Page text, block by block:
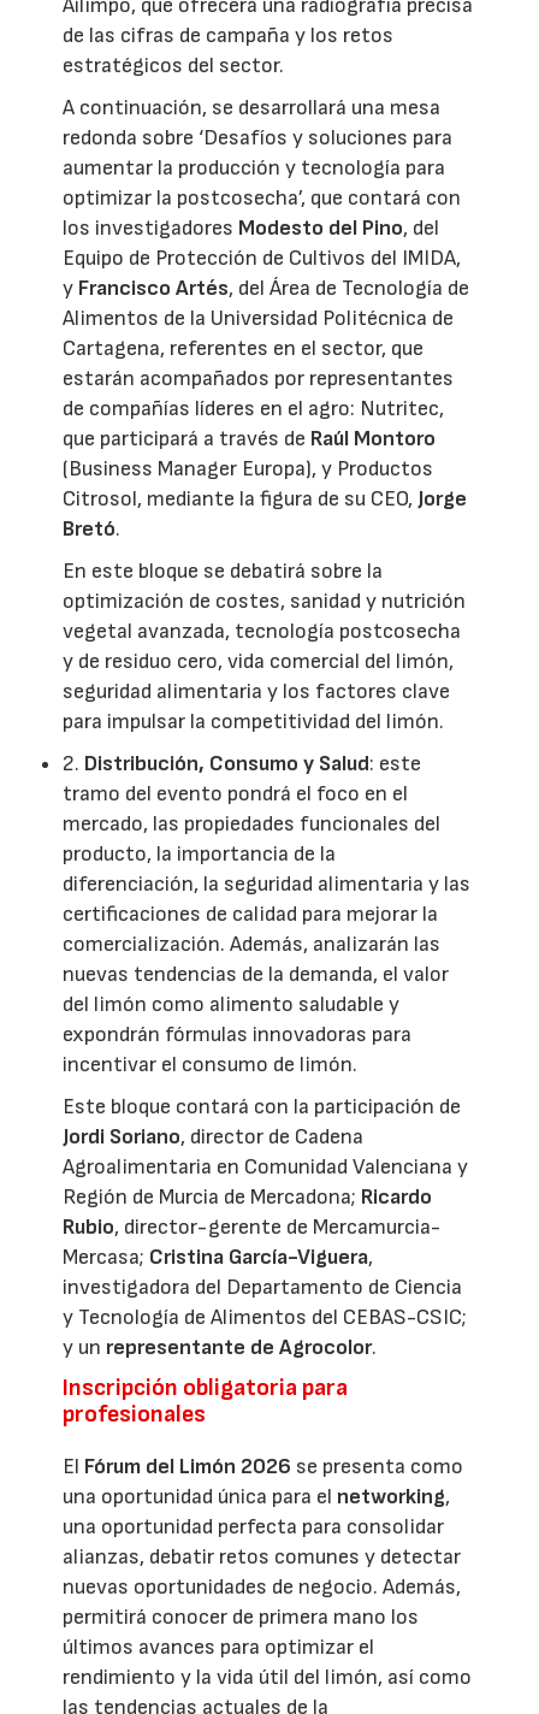
Ailimpo, que ofrecerá una radiografía precisa
de las cifras de campaña y los retos
estratégicos del sector.
A continuación, se desarrollará una mesa
redonda sobre ‘Desafíos y soluciones para
aumentar la producción y tecnología para
optimizar la postcosecha’, que contará con
los investigadores Modesto del Pino, del
Equipo de Protección de Cultivos del IMIDA,
y Francisco Artés, del Área de Tecnología de
Alimentos de la Universidad Politécnica de
Cartagena, referentes en el sector, que
estarán acompañados por representantes
de compañías líderes en el agro: Nutritec,
que participará a través de Raúl Montoro
(Business Manager Europa), y Productos
Citrosol, mediante la figura de su CEO,Jorge
Bretó.
En este bloque se debatirá sobre la
optimización de costes, sanidad y nutrición
vegetal avanzada, tecnología postcosecha
y de residuo cero, vida comercial del limón,
seguridad alimentaria y los factores clave
para impulsar la competitividad del limón.
2. Distribución, Consumo y Salud: este
tramo del evento pondrá el foco en el
mercado, las propiedades funcionales del
producto, la importancia de la
diferenciación, la seguridad alimentaria y las
certificaciones de calidad para mejorar la
comercialización. Además, analizarán las
nuevas tendencias de la demanda, el valor
del limón como alimento saludable y
expondrán fórmulas innovadoras para
incentivar el consumo de limón.
Este bloque contará con la participación de
Jordi Soriano, director de Cadena
Agroalimentaria en Comunidad Valenciana y
Región de Murcia de Mercadona; Ricardo
Rubio, director-gerente de Mercamurcia-
Mercasa; Cristina García-Viguera,
investigadora del Departamento de Ciencia
y Tecnología de Alimentos del CEBAS-CSIC;
y un representante de Agrocolor.
Inscripción obligatoria para
profesionales
El Fórum del Limón 2026 se presenta como
una oportunidad única para el networking,
una oportunidad perfecta para consolidar
alianzas, debatir retos comunes y detectar
nuevas oportunidades de negocio. Además,
permitirá conocer de primera mano los
últimos avances para optimizar el
rendimiento y la vida útil del limón, así como
las tendencias actuales de la